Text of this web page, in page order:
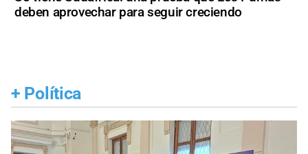
deben aprovechar para seguir creciendo
+ Política